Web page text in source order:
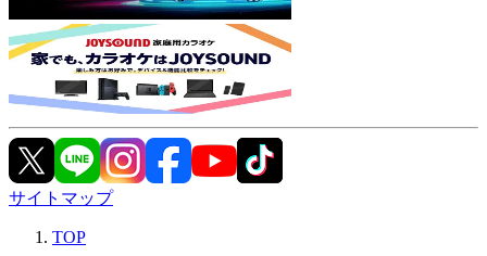
サイトマップ
TOP